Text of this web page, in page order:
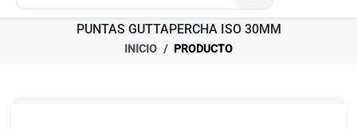
PUNTAS GUTTAPERCHA ISO 30MM
INICIO PRODUCTO